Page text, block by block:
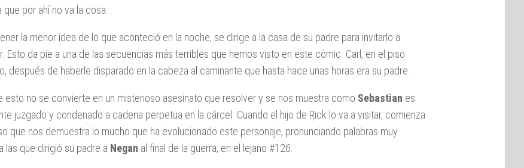
que por ahí no va la cosa.
la menor idea de lo que aconteció en la noche, se dirige a la casa de su padre para invitarlo a
Esto da pie a una de las secuencias más terribles que hemos visto en este cómic. Carl, en el piso
después de haberle disparado en la cabeza al caminante que hasta hace unas horas era su padre.
esto no se convierte en un misterioso asesinato que resolver y se nos muestra como Sebastian es
juzgado y condenado a cadena perpetua en la cárcel. Cuando el hijo de Rick lo va a visitar, comienza
que nos demuestra lo mucho que ha evolucionado este personaje, pronunciando palabras muy
las que dirigió su padre a Negan al final de la guerra, en el lejano #126.